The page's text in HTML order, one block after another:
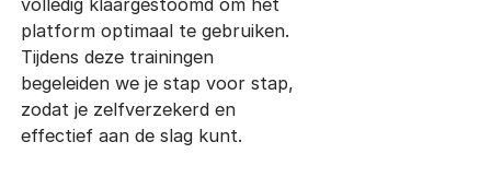
platform optimaal te gebruiken.
Tijdens deze trainingen
begeleiden we je stap voor stap,
zodat je zelfverzekerd en
effectief aan de slag kunt.